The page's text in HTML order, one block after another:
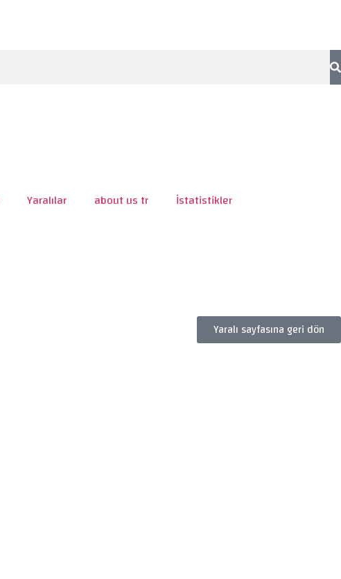
Yaralılar about us tr İstatistikler
Yaralı sayfasına geri dön